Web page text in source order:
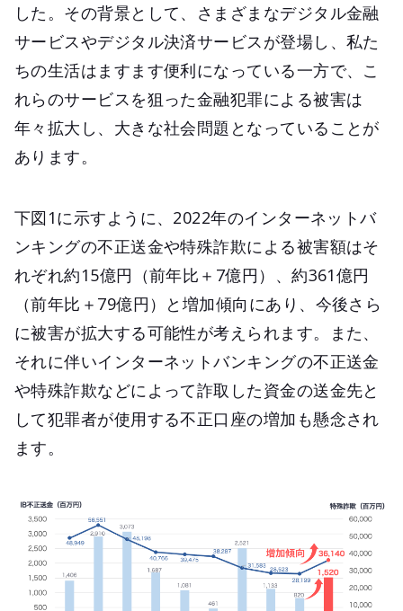
した。その背景として、さまざまなデジタル金融
サービスやデジタル決済サービスが登場し、私た
ちの生活はますます便利になっている一方で、こ
れらのサービスを狙った金融犯罪による被害は
年々拡大し、大きな社会問題となっていることが
あります。
下図1に示すように、2022年のインターネットバ
ンキングの不正送金や特殊詐欺による被害額はそ
れぞれ約15億円（前年比＋7億円）、約361億円
（前年比＋79億円）と増加傾向にあり、今後さら
に被害が拡大する可能性が考えられます。また、
それに伴いインターネットバンキングの不正送金
や特殊詐欺などによって詐取した資金の送金先と
して犯罪者が使用する不正口座の増加も懸念され
ます。